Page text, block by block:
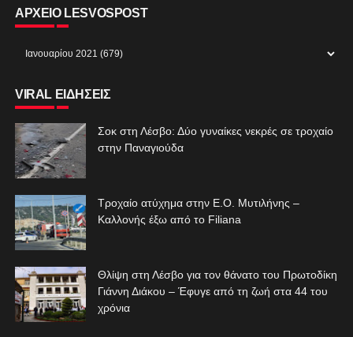
ΑΡΧΕΙΟ LESVOSPOST
VIRAL ΕΙΔΗΣΕΙΣ
Σοκ στη Λέσβο: Δύο γυναίκες νεκρές σε τροχαίο
στην Παναγιούδα
Τροχαίο ατύχημα στην Ε.Ο. Μυτιλήνης –
Καλλονής έξω από το Filiana
Θλίψη στη Λέσβο για τον θάνατο του Πρωτοδίκη
Γιάννη Διάκου – Έφυγε από τη ζωή στα 44 του
χρόνια